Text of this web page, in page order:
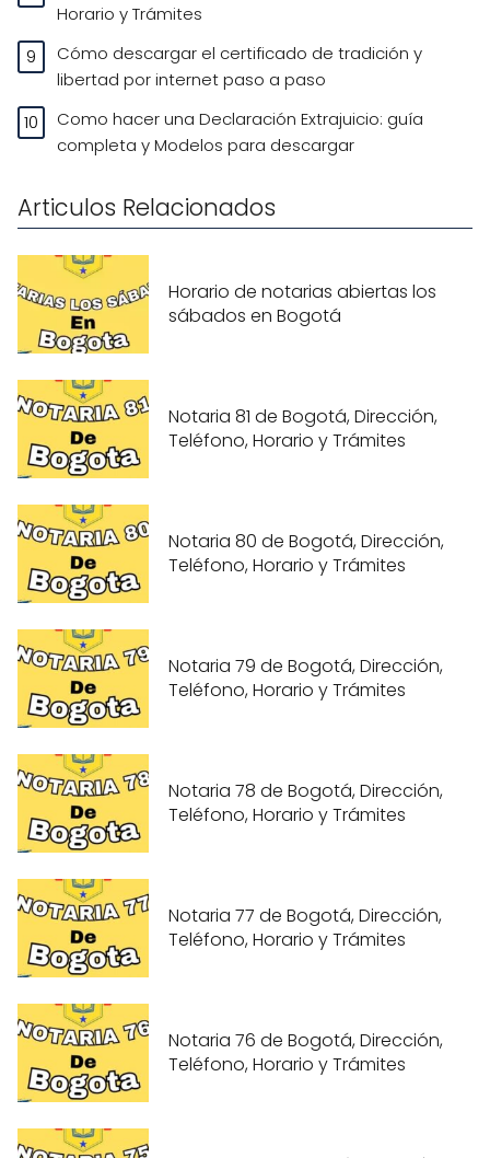
Horario y Trámites
Cómo descargar el certificado de tradición y
libertad por internet paso a paso
Como hacer una Declaración Extrajuicio: guía
completa y Modelos para descargar
Articulos Relacionados
Horario de notarias abiertas los
sábados en Bogotá
Notaria 81 de Bogotá, Dirección,
Teléfono, Horario y Trámites
Notaria 80 de Bogotá, Dirección,
Teléfono, Horario y Trámites
Notaria 79 de Bogotá, Dirección,
Teléfono, Horario y Trámites
Notaria 78 de Bogotá, Dirección,
Teléfono, Horario y Trámites
Notaria 77 de Bogotá, Dirección,
Teléfono, Horario y Trámites
Notaria 76 de Bogotá, Dirección,
Teléfono, Horario y Trámites